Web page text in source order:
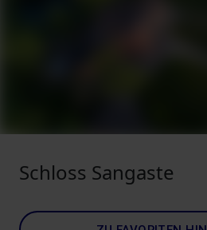
Schloss Sangaste